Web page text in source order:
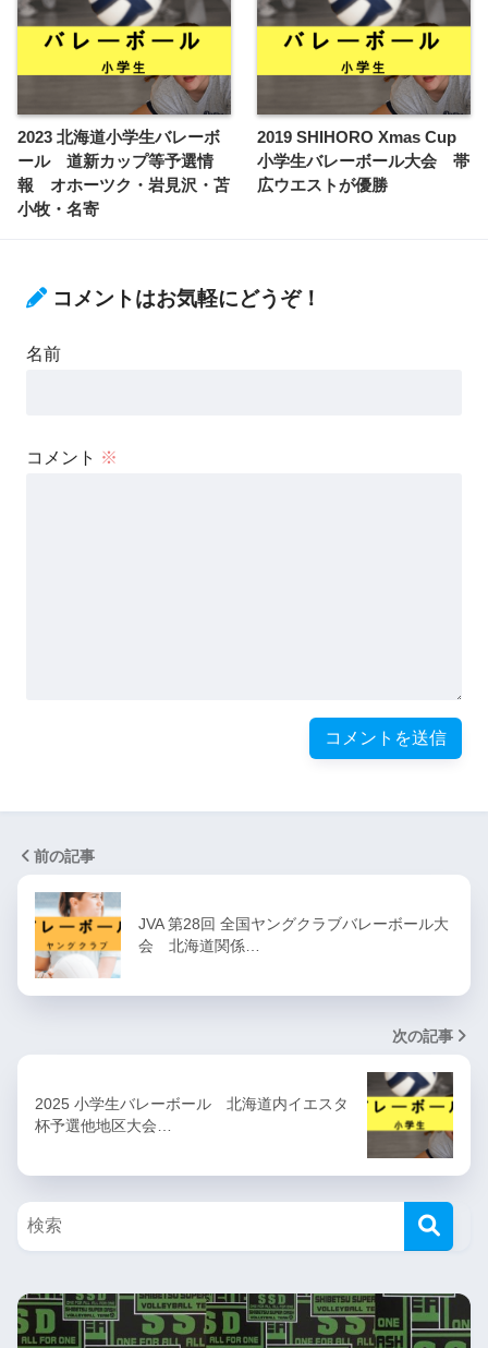
2023 北海道小学生バレーボ
ール 道新カップ等予選情
報 オホーツク・岩見沢・苫
小牧・名寄
2019 SHIHORO Xmas Cup
小学生バレーボール大会 帯
広ウエストが優勝
コメントはお気軽にどうぞ！
名前
コメント ※
前の記事
JVA 第28回 全国ヤングクラブバレーボール大
会 北海道関係…
次の記事
2025 小学生バレーボール 北海道内イエスタ
杯予選他地区大会…